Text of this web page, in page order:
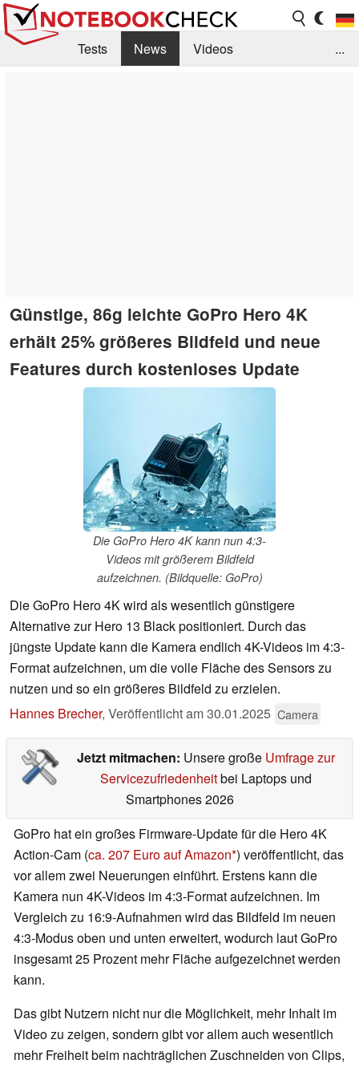
Tests News
Videos
...
Günstige, 86g leichte GoPro Hero 4K
erhält 25% größeres Bildfeld und neue
Features durch kostenloses Update
Die GoPro Hero 4K kann nun 4:3-
Videos mit größerem Bildfeld
aufzeichnen. (Bildquelle: GoPro)
Die GoPro Hero 4K wird als wesentlich günstigere
Alternative zur Hero 13 Black positioniert. Durch das
jüngste Update kann die Kamera endlich 4K-Videos im 4:3-
Format aufzeichnen, um die volle Fläche des Sensors zu
nutzen und so ein größeres Bildfeld zu erzielen.
Hannes Brecher, Veröffentlicht am30.01.2025 Camera
Jetzt mitmachen: Unsere große Umfrage zur
Servicezufriedenheitbei Laptops und
Smartphones 2026
GoPro hat ein großes Firmware-Update für die Hero 4K
Action-Cam (ca. 207 Euro auf Amazon ) veröffentlicht, das
vor allem zwei Neuerungen einführt. Erstens kann die
Kamera nun 4K-Videos im 4:3-Format aufzeichnen. Im
Vergleich zu 16:9-Aufnahmen wird das Bildfeld im neuen
4:3-Modus oben und unten erweitert, wodurch laut GoPro
insgesamt 25 Prozent mehr Fläche aufgezeichnet werden
kann.
Das gibt Nutzern nicht nur die Möglichkeit, mehr Inhalt im
Video zu zeigen, sondern gibt vor allem auch wesentlich
mehr Freiheit beim nachträglichen Zuschneiden von Clips,